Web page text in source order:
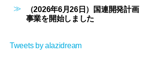
（2026年6月26日）国連開発計
事業を開始しました
Tweets by alazidream